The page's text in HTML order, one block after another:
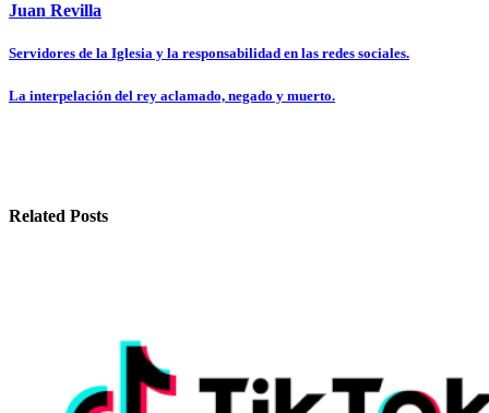
Juan Revilla
Navegación
de
Servidores de la Iglesia y la responsabilidad en las redes sociales.
La interpelación del rey aclamado, negado y muerto.
Related Posts